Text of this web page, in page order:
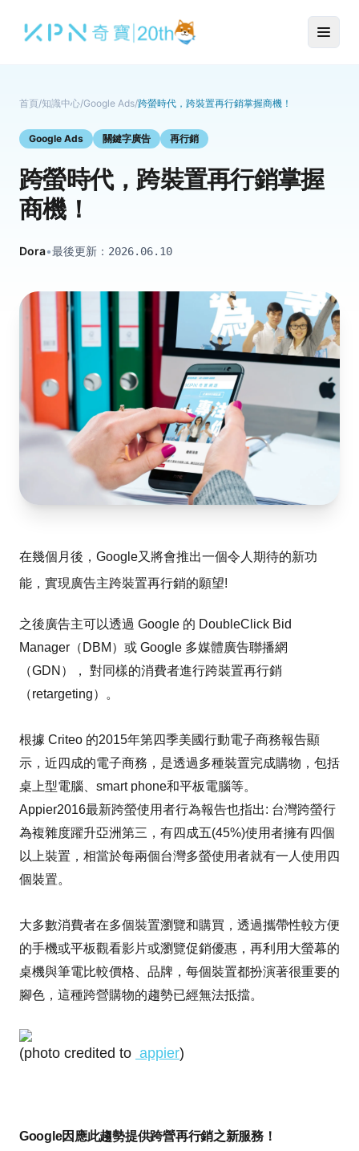
首頁/知識中心/Google Ads/跨螢時代，跨裝置再行銷掌握商機！
Google Ads 關鍵字廣告 再行銷
跨螢時代，跨裝置再行銷掌握
商機！
Dora•最後更新： 2026.06.10
在幾個月後，Google又將會推出一個令人期待的新功
能，實現廣告主跨裝置再行銷的願望!
之後廣告主可以透過 Google 的 DoubleClick Bid
Manager（DBM）或 Google 多媒體廣告聯播網
（GDN）， 對同樣的消費者進行跨裝置再行銷
（retargeting）。
根據 Criteo 的2015年第四季美國行動電子商務報告顯
示，近四成的電子商務，是透過多種裝置完成購物，包括
桌上型電腦、smart phone和平板電腦等。
Appier2016最新跨螢使用者行為報告也指出: 台灣跨螢行
為複雜度躍升亞洲第三，有四成五(45%)使用者擁有四個
以上裝置，相當於每兩個台灣多螢使用者就有一人使用四
個裝置。
大多數消費者在多個裝置瀏覽和購買，透過攜帶性較方便
的手機或平板觀看影片或瀏覽促銷優惠，再利用大螢幕的
桌機與筆電比較價格、品牌，每個裝置都扮演著很重要的
腳色，這種跨營購物的趨勢已經無法抵擋。
(photo credited to appier)
Google因應此趨勢提供跨營再行銷之新服務！